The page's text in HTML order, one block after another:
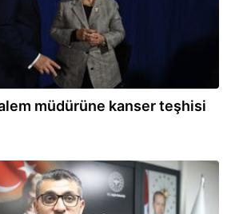
müdürüne kanser teşhisi